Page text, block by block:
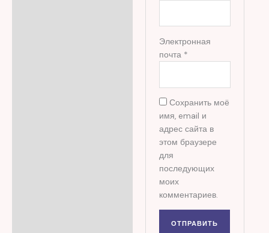
Электронная
почта *
Сохранить моё
имя, email и
адрес сайта в
этом браузере
для
последующих
моих
комментариев.